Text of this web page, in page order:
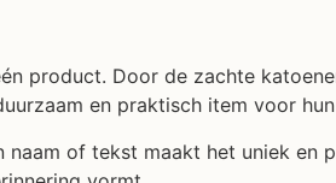
product. Door de zachte
en praktisch item voor
of tekst maakt het uniek